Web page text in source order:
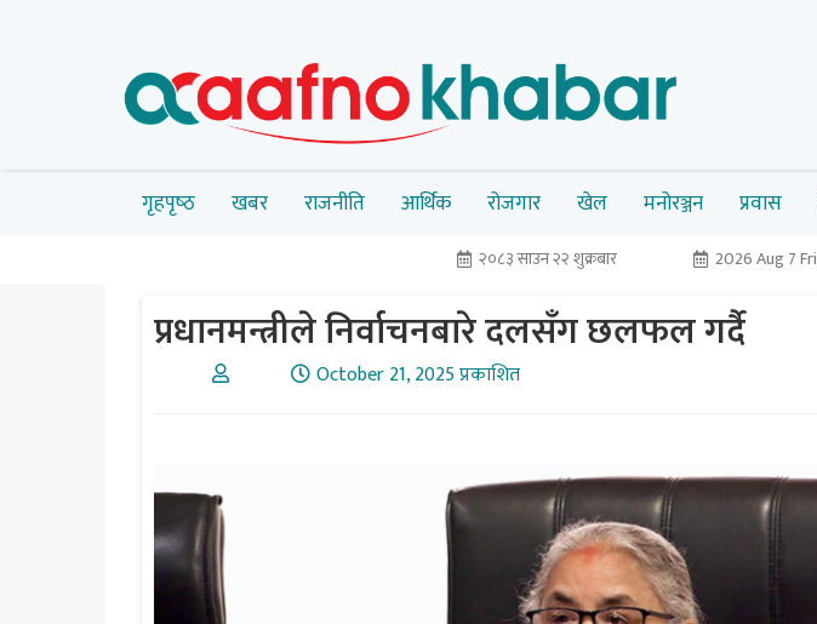
गृहपृष्‍ठ खबर राजनीति आर्थिक रोजगार खेल मनोरञ्जन प्रवास
२०८३ साउन २२ शुक्रबार 2026 Aug 7 Fri
प्रधानमन्त्रीले निर्वाचनबारे दलसँग छलफल गर्दै
October 21, 2025 प्रकाशित